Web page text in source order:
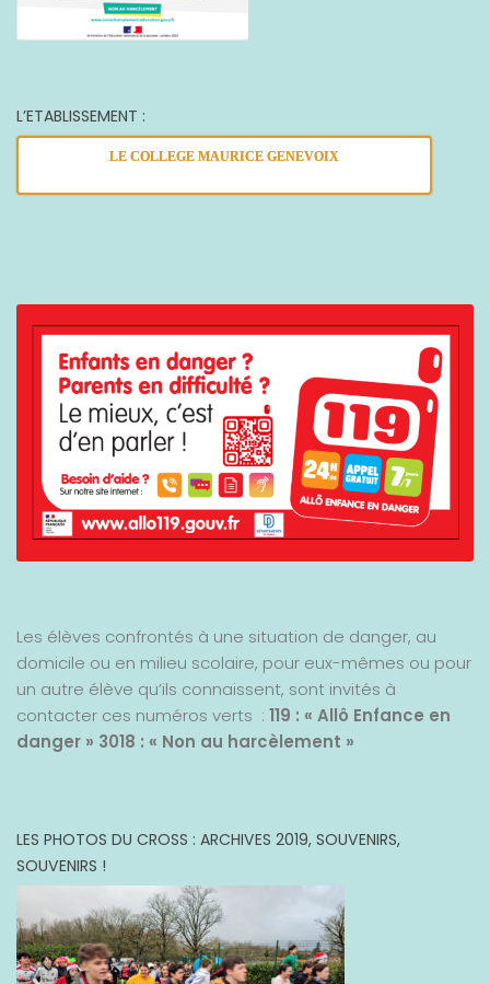
L’ETABLISSEMENT :
LE COLLEGE MAURICE GENEVOIX
Les élèves confrontés à une situation de danger, au
domicile ou en milieu scolaire, pour eux-mêmes ou pour
un autre élève qu’ils connaissent, sont invités à
contacter ces numéros verts : 119 : « Allô Enfance en
danger » 3018 : « Non au harcèlement »
LES PHOTOS DU CROSS : ARCHIVES 2019, SOUVENIRS,
SOUVENIRS !